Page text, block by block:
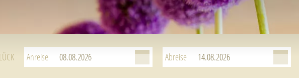
Anreise Abreise